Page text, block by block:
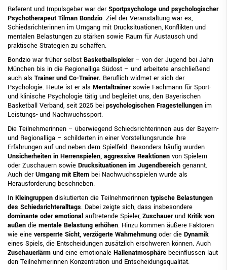
Referent und Impulsgeber war derSportpsychologe und psychologischer
Psychotherapeut Tilman Bondzio. Ziel der Veranstaltung war es,
Schiedsrichterinnen im Umgang mit Drucksituationen, Konflikten und
mentalen Belastungen zu stärken sowie Raum für Austausch und
praktische Strategien zu schaffen.
Bondzio war früher selbst Basketballspieler– von der Jugend bei Jahn
München bis in die Regionalliga Südost – und arbeitete anschließend
auch als Trainer und Co-Trainer. Beruflich widmet er sich der
Psychologie. Heute ist er als Mentaltrainersowie Fachmann für Sport-
und klinische Psychologie tätig und begleitet uns, den Bayerischen
Basketball Verband, seit 2025 bei psychologischen Fragestellungen im
Leistungs- und Nachwuchssport.
Die Teilnehmerinnen – überwiegend Schiedsrichterinnen aus der Bayern-
und Regionalliga – schilderten in einer Vorstellungsrunde ihre
Erfahrungen auf und neben dem Spielfeld. Besonders häufig wurden
Unsicherheiten in Herrenspielen, aggressive Reaktionen von Spielern
oder Zuschauern sowie Drucksituationen im Jugendbereich genannt.
Auch derUmgang mit Eltern bei Nachwuchsspielen wurde als
Herausforderung beschrieben.
In Kleingruppen diskutierten die Teilnehmerinnen typische Belastungen
des Schiedsrichteralltags. Dabei zeigte sich, dass insbesondere
dominante oder emotional auftretende Spieler, Zuschauerund Kritik von
außen die mentale Belastung erhöhen. Hinzu kommen äußere Faktoren
wie eine versperrte Sicht, verzögerte Wahrnehmung oder die Dynamik
eines Spiels, die Entscheidungen zusätzlich erschweren können. Auch
Zuschauerlärm und eine emotionale Hallenatmosphäre beeinflussen laut
den Teilnehmerinnen Konzentration und Entscheidungsqualität.